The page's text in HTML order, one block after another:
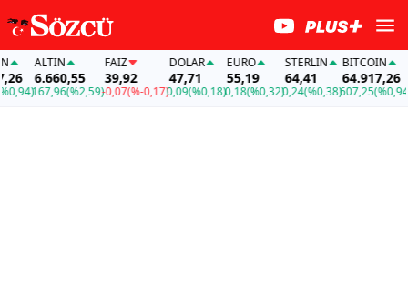
ALTIN
6.660,55
167,96(%2,59)
FAİZ
39,92
-0,07(%-0,17)
DOLAR
47,71
0,09(%0,18)
EURO
55,19
0,18(%0,32)
STERLIN
64,41
0,24(%0,38)
BITCOIN
64.917,26
607,25(%0,94)